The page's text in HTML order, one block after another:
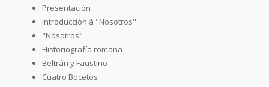
Presentación
Introducción á "Nosotros"
"Nosotros"
Historiografía romana
Beltrán y Faustino
Cuatro Bocetos